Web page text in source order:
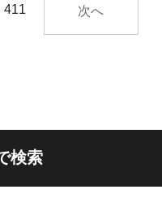
次へ
検索